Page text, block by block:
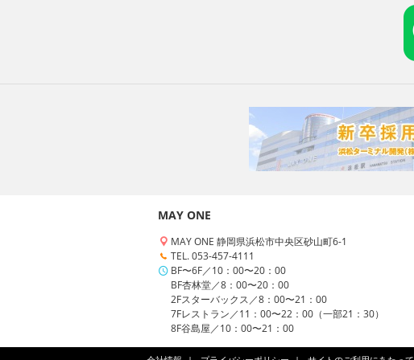
MAY ONE
MAY ONE 静岡県浜松市中央区砂山町6-1
TEL. 053-457-4111
BF〜6F／10：00〜20：00
BF杏林堂／8：00〜20：00
2Fスターバックス／8：00〜21：00
7Fレストラン／11：00〜22：00（一部21：30）
8F谷島屋／10：00〜21：00